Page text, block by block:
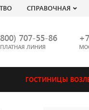
СПРАВОЧНАЯ
707-55-86
ЛИНИЯ
ГОСТИНИЦЫ